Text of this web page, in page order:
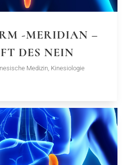
-MERIDIAN –
DES NEIN
Medizin, Kinesiologie